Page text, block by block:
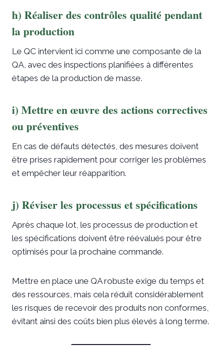
h) Réaliser des contrôles qualité pendant
la production
Le QC intervient ici comme une composante de la
QA, avec des inspections planifiées à différentes
étapes de la production de masse.
i) Mettre en œuvre des actions correctives
ou préventives
En cas de défauts détectés, des mesures doivent
être prises rapidement pour corriger les problèmes
et empêcher leur réapparition.
j) Réviser les processus et spécifications
Après chaque lot, les processus de production et
les spécifications doivent être réévalués pour être
optimisés pour la prochaine commande.
Mettre en place une QA robuste exige du temps et
des ressources, mais cela réduit considérablement
les risques de recevoir des produits non conformes,
évitant ainsi des coûts bien plus élevés à long terme.